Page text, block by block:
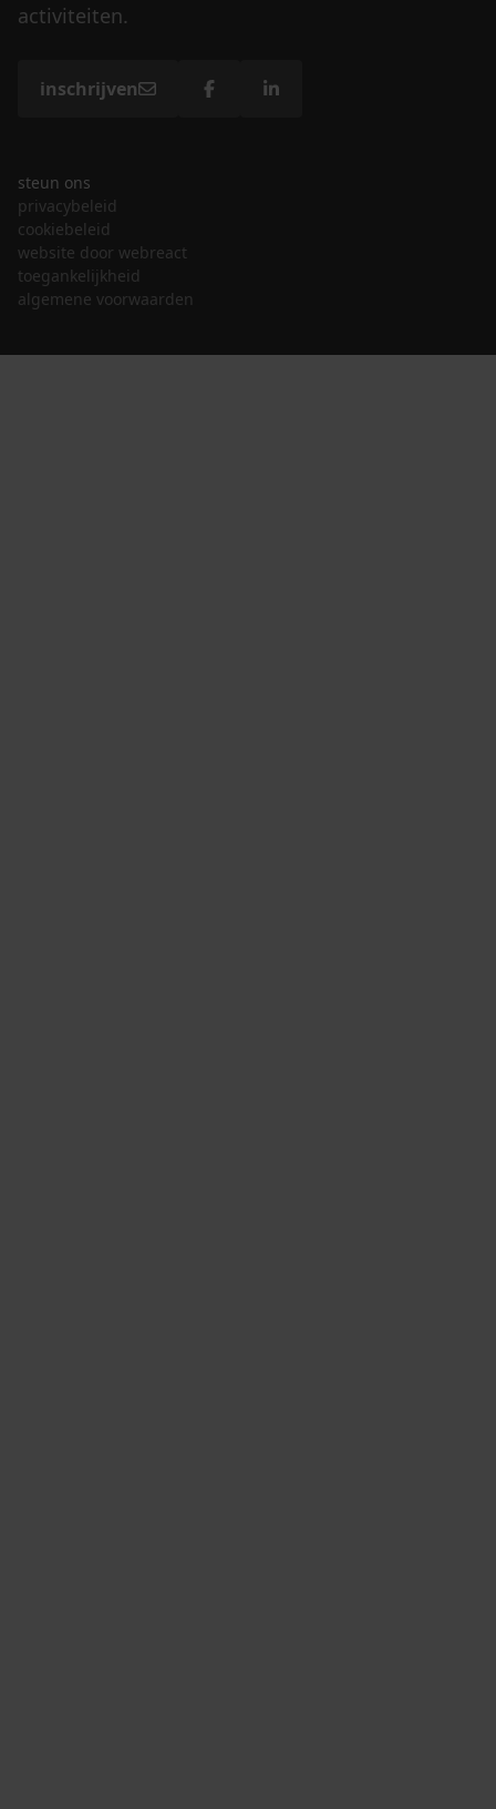
activiteiten.
inschrijven
steun ons
privacybeleid
cookiebeleid
website door webreact
toegankelijkheid
algemene voorwaarden